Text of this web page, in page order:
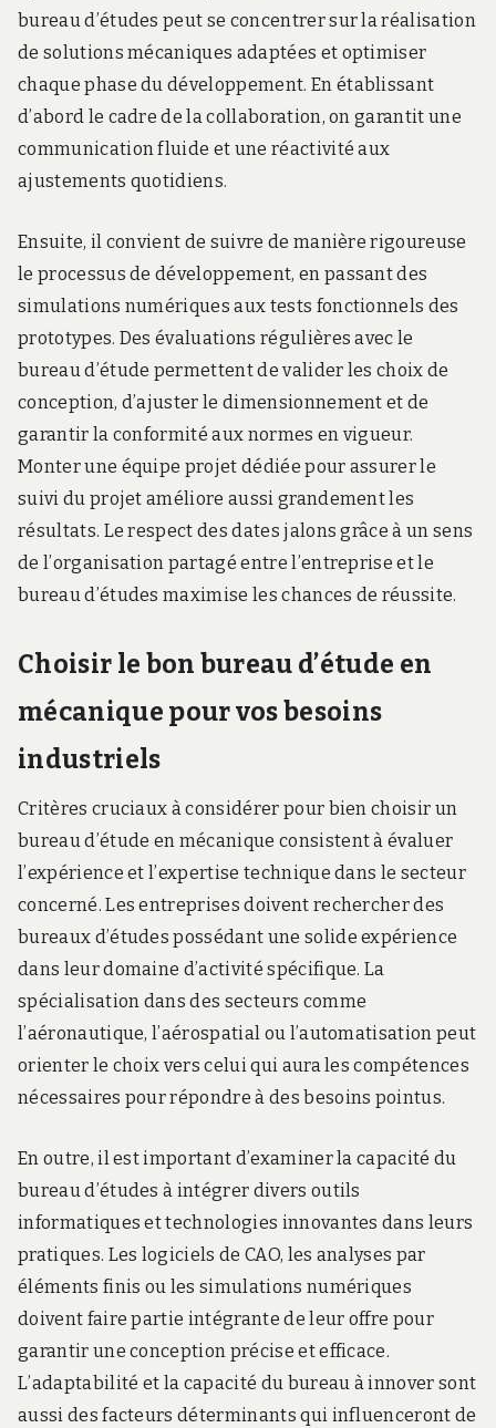
bureau d’études peut se concentrer sur la réalisation
de solutions mécaniques adaptées et optimiser
chaque phase du développement. En établissant
d’abord le cadre de la collaboration, on garantit une
communication fluide et une réactivité aux
ajustements quotidiens.
Ensuite, il convient de suivre de manière rigoureuse
le processus de développement, en passant des
simulations numériques aux tests fonctionnels des
prototypes. Des évaluations régulières avec le
bureau d’étude permettent de valider les choix de
conception, d’ajuster le dimensionnement et de
garantir la conformité aux normes en vigueur.
Monter une équipe projet dédiée pour assurer le
suivi du projet améliore aussi grandement les
résultats. Le respect des dates jalons grâce à un sens
de l’organisation partagé entre l’entreprise et le
bureau d’études maximise les chances de réussite.
Choisir le bon bureau d’étude en
mécanique pour vos besoins
industriels
Critères cruciaux à considérer pour bien choisir un
bureau d’étude en mécanique consistent à évaluer
l’expérience et l’expertise technique dans le secteur
concerné. Les entreprises doivent rechercher des
bureaux d’études possédant une solide expérience
dans leur domaine d’activité spécifique. La
spécialisation dans des secteurs comme
l’aéronautique, l’aérospatial ou l’automatisation peut
orienter le choix vers celui qui aura les compétences
nécessaires pour répondre à des besoins pointus.
En outre, il est important d’examiner la capacité du
bureau d’études à intégrer divers outils
informatiques et technologies innovantes dans leurs
pratiques. Les logiciels de CAO, les analyses par
éléments finis ou les simulations numériques
doivent faire partie intégrante de leur offre pour
garantir une conception précise et efficace.
L’adaptabilité et la capacité du bureau à innover sont
aussi des facteurs déterminants qui influenceront de